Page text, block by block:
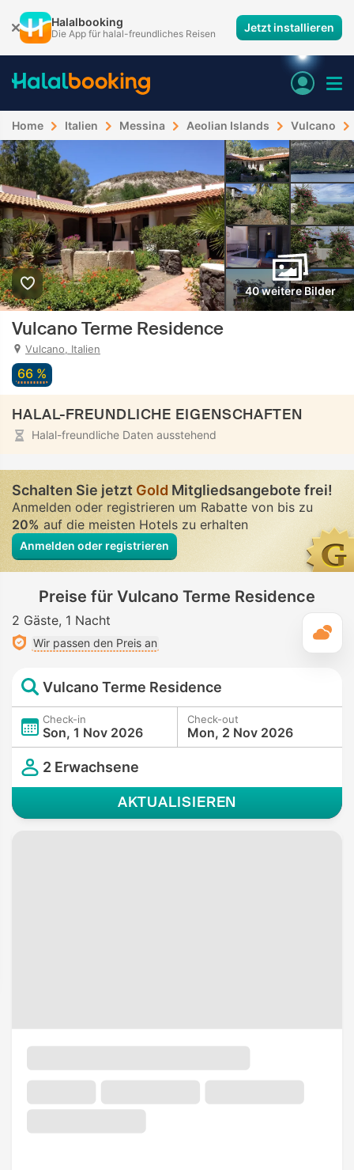
Halalbooking
Die App für halal-freundliches Reisen Jetzt installieren
Home Italien Messina Aeolian Islands Vulcano
40 weitere Bilder
Vulcano Terme Residence
Vulcano, Italien
66 %
HALAL-FREUNDLICHE EIGENSCHAFTEN
Halal-freundliche Daten ausstehend
Schalten Sie jetztGold Mitgliedsangebote frei!
Anmelden oder registrieren um Rabatte von bis zu
20%auf die meisten Hotels zu erhalten
Anmelden oder registrieren
Preise für Vulcano Terme Residence
2 Gäste 1 Nacht
Wir passen den Preis an
Vulcano Terme Residence
Check-in
Son, 1 Nov 2026
Check-out
Mon, 2 Nov 2026
2 Erwachsene
AKTUALISIEREN